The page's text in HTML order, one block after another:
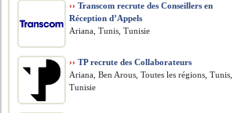
›› Transcom recrute des Conseillers en
Réception d’Appels
Ariana, Tunis, Tunisie
›› TP recrute des Collaborateurs
Ariana, Ben Arous, Toutes les régions, Tunis,
Tunisie